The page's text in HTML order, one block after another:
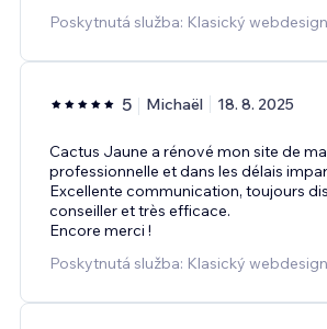
Poskytnutá služba: Klasický webdesign
5 Michaël 18. 8. 2025
Cactus Jaune a rénové mon site de
professionnelle et dans les délais
Excellente communication, toujours
conseiller et très efficace.
Encore merci !
Poskytnutá služba: Klasický webdesign